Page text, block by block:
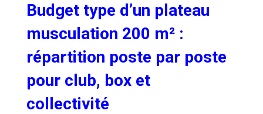
Budget type d’un plateau
musculation 200 m² :
répartition poste par poste
pour club, box et
collectivité